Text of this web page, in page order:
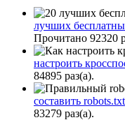
лучших
Прочитано 92320
настроить
84895 раз(a).
составить
83279 раз(a).